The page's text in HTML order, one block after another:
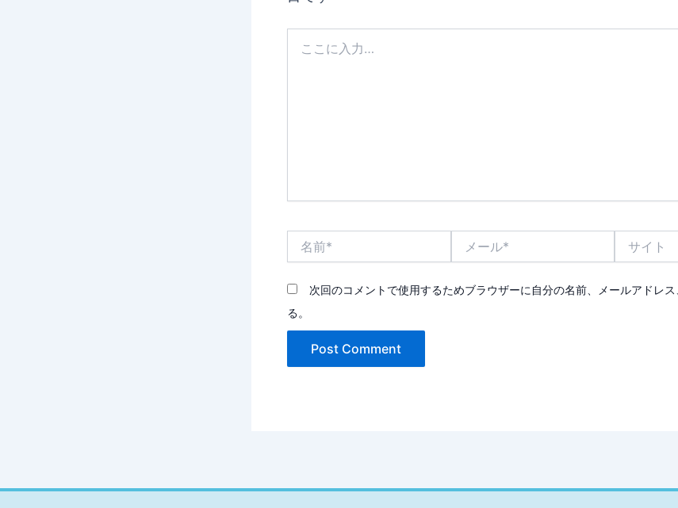
*
次回のコメントで使用するためブラウザーに自分の名前、メールアドレ
る。